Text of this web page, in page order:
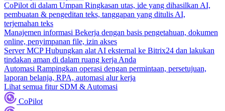
CoPilot di dalam Umpan Ringkasan utas, ide yang dihasilkan AI,
pembuatan & pengeditan teks, tanggapan yang ditulis AI,
terjemahan teks
Manajemen informasi Bekerja dengan basis pengetahuan, dokumen
online, penyimpanan file, izin akses
Server MCP Hubungkan alat AI eksternal ke Bitrix24 dan lakukan
tindakan aman di dalam ruang kerja Anda
Automasi Rampingkan operasi dengan permintaan, persetujuan,
laporan belanja, RPA, automasi alur kerja
Lihat semua fitur SDM & Automasi
CoPilot